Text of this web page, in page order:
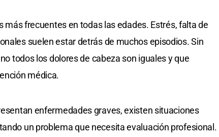
más frecuentes en todas las edades. Estrés, falta de
suelen estar detrás de muchos episodios. Sin
todos los dolores de cabeza son iguales y que
médica.
enfermedades graves, existen situaciones
un problema que necesita evaluación profesional.